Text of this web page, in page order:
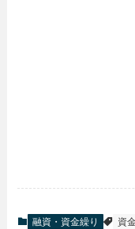
融資・資金繰り 資